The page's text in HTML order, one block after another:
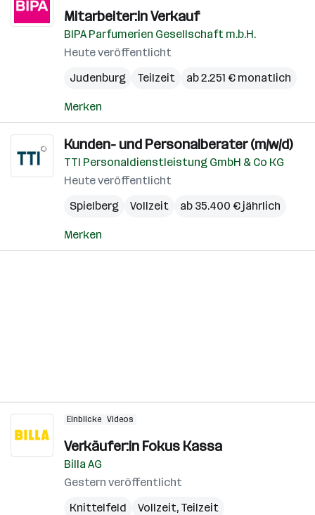
Mitarbeiter:in Verkauf
BIPA Parfumerien Gesellschaft m.b.H.
Heute veröffentlicht
Judenburg
Teilzeit ab 2.251 € monatlich
Merken
Kunden- und Personalberater (m/w/d)
TTI Personaldienstleistung GmbH & Co KG
Heute veröffentlicht
Spielberg
Vollzeit ab 35.400 € jährlich
Merken
Einblicke Videos
Verkäufer:in Fokus Kassa
Billa AG
Gestern veröffentlicht
Knittelfeld
Vollzeit, Teilzeit